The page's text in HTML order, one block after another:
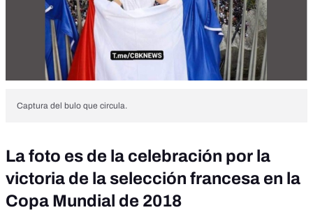
Captura del bulo que circula.
La foto es de la celebración por la
victoria de la selección francesa en la
Copa Mundial de 2018